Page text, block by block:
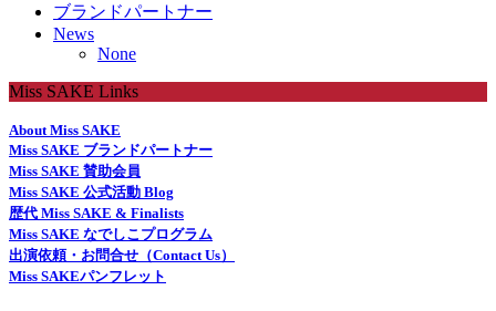
ブランドパートナー
News
None
Miss SAKE Links
About Miss SAKE
Miss SAKE ブランドパートナー
Miss SAKE 賛助会員
Miss SAKE 公式活動 Blog
歴代 Miss SAKE & Finalists
Miss SAKE なでしこプログラム
出演依頼・お問合せ（Contact Us）
Miss SAKEパンフレット